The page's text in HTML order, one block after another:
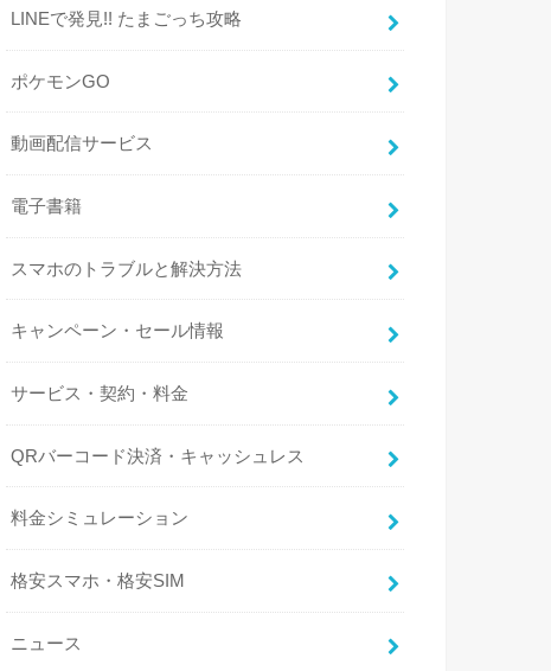
LINEで発見!! たまごっち攻略
ポケモンGO
動画配信サービス
電子書籍
スマホのトラブルと解決方法
キャンペーン・セール情報
サービス・契約・料金
QRバーコード決済・キャッシュレス
料金シミュレーション
格安スマホ・格安SIM
ニュース